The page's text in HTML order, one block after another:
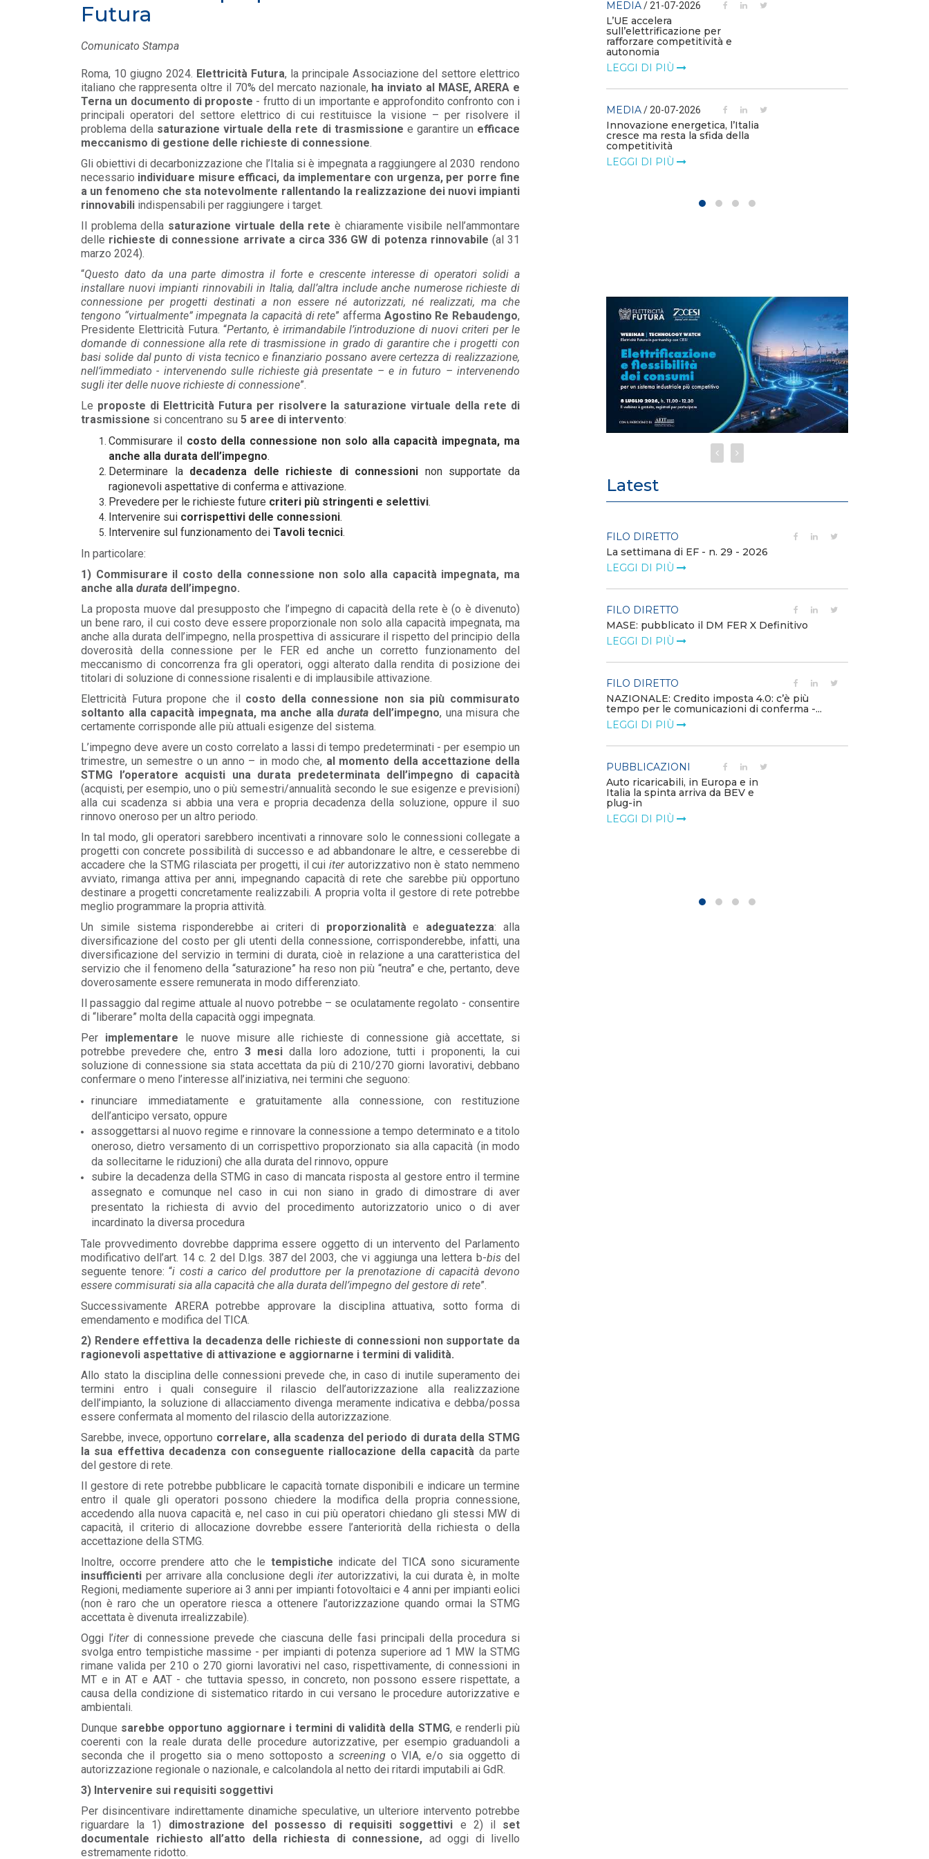
Futura
Comunicato Stampa
Roma, 10 giugno 2024. Elettricità Futura, la principale Associazione del settore elettrico
italiano che rappresenta oltre il 70% del mercato nazionale, ha inviato al MASE, ARERA e
Terna un documento di proposte - frutto di un importante e approfondito confronto con i
principali operatori del settore elettrico di cui restituisce la visione – per risolvere il
problema della saturazione virtuale della rete di trasmissione e garantire un efficace
meccanismo di gestione delle richieste di connessione.
Gli obiettivi di decarbonizzazione che l’Italia si è impegnata a raggiungere al 2030 rendono
necessario individuare misure efficaci, da implementare con urgenza, per porre fine
a un fenomeno che sta notevolmente rallentando la realizzazione dei nuovi impianti
rinnovabili indispensabili per raggiungere i target.
Il problema della saturazione virtuale della rete è chiaramente visibile nell’ammontare
delle richieste di connessione arrivate a circa 336 GW di potenza rinnovabile (al 31
marzo 2024).
“Questo dato da una parte dimostra il forte e crescente interesse di operatori solidi a
installare nuovi impianti rinnovabili in Italia, dall’altra include anche numerose richieste di
connessione per progetti destinati a non essere né autorizzati, né realizzati, ma che
tengono “virtualmente” impegnata la capacità di rete” afferma Agostino Re Rebaudengo,
Presidente Elettricità Futura. “Pertanto, è irrimandabile l’introduzione di nuovi criteri per le
domande di connessione alla rete di trasmissione in grado di garantire che i progetti con
basi solide dal punto di vista tecnico e finanziario possano avere certezza di realizzazione,
nell’immediato - intervenendo sulle richieste già presentate – e in futuro – intervenendo
sugli iter delle nuove richieste di connessione”.
Le proposte di Elettricità Futura per risolvere la saturazione virtuale della rete di
trasmissione si concentrano su 5 aree di intervento:
Commisurare il costo della connessione non solo alla capacità impegnata, ma
anche alla durata dell’impegno.
Determinare la decadenza delle richieste di connessioni non supportate da
ragionevoli aspettative di conferma e attivazione.
Prevedere per le richieste future criteri più stringenti e selettivi.
Intervenire sui corrispettivi delle connessioni.
Intervenire sul funzionamento dei Tavoli tecnici.
In particolare:
1) Commisurare il costo della connessione non solo alla capacità impegnata, ma
anche alla durata dell’impegno.
La proposta muove dal presupposto che l’impegno di capacità della rete è (o è divenuto)
un bene raro, il cui costo deve essere proporzionale non solo alla capacità impegnata, ma
anche alla durata dell’impegno, nella prospettiva di assicurare il rispetto del principio della
doverosità della connessione per le FER ed anche un corretto funzionamento del
meccanismo di concorrenza fra gli operatori, oggi alterato dalla rendita di posizione dei
titolari di soluzione di connessione risalenti e di implausibile attivazione.
Elettricità Futura propone che il costo della connessione non sia più commisurato
soltanto alla capacità impegnata, ma anche alladurata dell’impegno, una misura che
certamente corrisponde alle più attuali esigenze del sistema.
L’impegno deve avere un costo correlato a lassi di tempo predeterminati - per esempio un
trimestre, un semestre o un anno – in modo che, al momento della accettazione della
STMG l’operatore acquisti una durata predeterminata dell’impegno di capacità
(acquisti, per esempio, uno o più semestri/annualità secondo le sue esigenze e previsioni)
alla cui scadenza si abbia una vera e propria decadenza della soluzione, oppure il suo
rinnovo oneroso per un altro periodo.
In tal modo, gli operatori sarebbero incentivati a rinnovare solo le connessioni collegate a
progetti con concrete possibilità di successo e ad abbandonare le altre, e cesserebbe di
accadere che la STMG rilasciata per progetti, il cuiiter autorizzativo non è stato nemmeno
avviato, rimanga attiva per anni, impegnando capacità di rete che sarebbe più opportuno
destinare a progetti concretamente realizzabili. A propria volta il gestore di rete potrebbe
meglio programmare la propria attività.
Un simile sistema risponderebbe ai criteri di proporzionalitàe adeguatezza: alla
diversificazione del costo per gli utenti della connessione, corrisponderebbe, infatti, una
diversificazione del servizio in termini di durata, cioè in relazione a una caratteristica del
servizio che il fenomeno della “saturazione” ha reso non più “neutra” e che, pertanto, deve
doverosamente essere remunerata in modo differenziato.
Il passaggio dal regime attuale al nuovo potrebbe – se oculatamente regolato - consentire
di “liberare” molta della capacità oggi impegnata.
Per implementare
le nuove misure alle richieste di connessione già accettate, si
potrebbe prevedere che, entro 3 mesidalla loro adozione, tutti i proponenti, la cui
soluzione di connessione sia stata accettata da più di 210/270 giorni lavorativi, debbano
confermare o meno l’interesse all’iniziativa, nei termini che seguono:
rinunciare immediatamente e gratuitamente alla connessione, con restituzione
dell’anticipo versato, oppure
assoggettarsi al nuovo regime e rinnovare la connessione a tempo determinato e a titolo
oneroso, dietro versamento di un corrispettivo proporzionato sia alla capacità (in modo
da sollecitarne le riduzioni) che alla durata del rinnovo, oppure
subire la decadenza della STMG in caso di mancata risposta al gestore entro il termine
assegnato e comunque nel caso in cui non siano in grado di dimostrare di aver
presentato la richiesta di avvio del procedimento autorizzatorio unico o di aver
incardinato la diversa procedura
Tale provvedimento dovrebbe dapprima essere oggetto di un intervento del Parlamento
modificativo dell’art. 14 c. 2 del D.lgs. 387 del 2003, che vi aggiunga una lettera b-bis del
seguente tenore: “i costi a carico del produttore per la prenotazione di capacità devono
essere commisurati sia alla capacità che alla durata dell’impegno del gestore di rete”.
Successivamente ARERA potrebbe approvare la disciplina attuativa, sotto forma di
emendamento e modifica del TICA.
2) Rendere effettiva la decadenza delle richieste di connessioni non supportate da
ragionevoli aspettative di attivazione e aggiornarne i termini di validità.
Allo stato la disciplina delle connessioni prevede che, in caso di inutile superamento dei
termini entro i quali conseguire il rilascio dell’autorizzazione alla realizzazione
dell’impianto, la soluzione di allacciamento divenga meramente indicativa e debba/possa
essere confermata al momento del rilascio della autorizzazione.
Sarebbe, invece, opportuno correlare, alla scadenza del periodo di durata della STMG
la sua effettiva decadenza con conseguente riallocazione della capacità da parte
del gestore di rete.
Il gestore di rete potrebbe pubblicare le capacità tornate disponibili e indicare un termine
entro il quale gli operatori possono chiedere la modifica della propria connessione,
accedendo alla nuova capacità e, nel caso in cui più operatori chiedano gli stessi MW di
capacità, il criterio di allocazione dovrebbe essere l’anteriorità della richiesta o della
accettazione della STMG.
Inoltre, occorre prendere atto che le tempistiche indicate del TICA sono sicuramente
insufficientiper arrivare alla conclusione degliiter autorizzativi, la cui durata è, in molte
Regioni, mediamente superiore ai 3 anni per impianti fotovoltaici e 4 anni per impianti eolici
(non è raro che un operatore riesca a ottenere l’autorizzazione quando ormai la STMG
accettata è divenuta irrealizzabile).
Oggi l’iter di connessione prevede che ciascuna delle fasi principali della procedura si
svolga entro tempistiche massime - per impianti di potenza superiore ad 1 MW la STMG
rimane valida per 210 o 270 giorni lavorativi nel caso, rispettivamente, di connessioni in
MT e in AT e AAT - che tuttavia spesso, in concreto, non possono essere rispettate, a
causa della condizione di sistematico ritardo in cui versano le procedure autorizzative e
ambientali.
Dunque sarebbe opportuno aggiornare i termini di validità della STMG, e renderli più
coerenti con la reale durata delle procedure autorizzative, per esempio graduandoli a
seconda che il progetto sia o meno sottoposto a screeningo VIA, e/o sia oggetto di
autorizzazione regionale o nazionale, e calcolandola al netto dei ritardi imputabili ai GdR.
3) Intervenire sui requisiti soggettivi
Per disincentivare indirettamente dinamiche speculative, un ulteriore intervento potrebbe
riguardare
la 1) dimostrazione del possesso di requisiti soggettivi e 2) il set
documentale richiesto all’atto della richiesta di connessione, ad oggi di livello
estremamente ridotto.
Elettricità Futura, Italia Solare e ANEV:
coniugare tutela del patrimonio olivic...
LEGGI DI PIÙ
MEDIA / 16-06-2026
Elettricità Futura: gli aumenti non riguardano
le bollette elettriche
LEGGI DI PIÙ
LEGGI DI PIÙ
MEDIA/ 26-05-2026
La generazione elettrica da
fonti fossili entra in una fase di
declino struttura...
LEGGI DI PIÙ
MEDIA/ 21-07-2026
L’UE accelera
sull’elettrificazione per
rafforzare competitività e
autonomia
LEGGI DI PIÙ
MEDIA/ 20-07-2026
Innovazione energetica, l’Italia
cresce ma resta la sfida della
competitività
LEGGI DI PIÙ
Latest
POLICY
Misure transitorie funzionali alla
dell’energi...
LEGGI DI PIÙ
POLICY
Disposizioni funzionali al
riconoscimento del contributo
straordinario volontari...
LEGGI DI PIÙ
POLICY
Sezione degli annunci qualificati
della Bacheca PPA e ruolo del
GSE come garante...
LEGGI DI PIÙ
POLICY
Aggiornamento Allegato A.18 e
Capitolo 1A del Codice di Rete
LEGGI DI PIÙ
– Allegato A.83 del Cod...
POLICY
Costi di adeguamento per
l’installazione dell’UPDM sugli
impianti di produzione ...
LEGGI DI PIÙ
EVENTI E FORMAZIONE
Congresso annuale ATI 2026
LEGGI DI PIÙ
richieste sui certificati bianchi
LEGGI DI PIÙ
FILO DIRETTO
La settimana di EF - n. 29 - 2026
LEGGI DI PIÙ
FILO DIRETTO
MASE: pubblicato il DM FER X Definitivo
LEGGI DI PIÙ
FILO DIRETTO
NAZIONALE: Credito imposta 4.0: c’è più
tempo per le comunicazioni di conferma -...
LEGGI DI PIÙ
PUBBLICAZIONI
Auto ricaricabili, in Europa e in
Italia la spinta arriva da BEV e
plug-in
LEGGI DI PIÙ